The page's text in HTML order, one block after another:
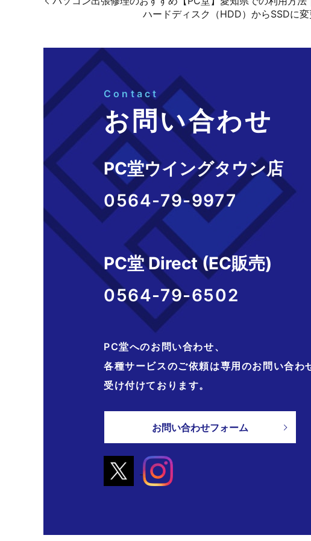
ハードディスク（HDD）からSSDに
Contact
お問い合わせ
PC堂ウイングタウン店
0564-79-9977
PC堂 Direct (EC販売)
0564-79-6502
PC堂へのお問い合わせ、
各種サービスのご依頼は専用のお問い合わ
受け付けております。
お問い合わせフォーム